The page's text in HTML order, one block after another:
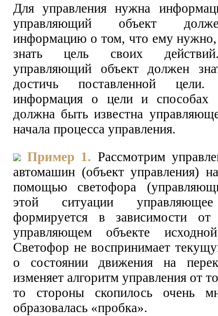
Для управления нужна
управляющий объект
информацию о том, что ему
знать цель своих
управляющий объект должен
достичь поставленной
информация о цели и способах
должна быть известна
начала процесса управления.
Пример 1. Рассмотрим
автомашин (объект управления)
помощью светофора
этой ситуации управляющее
формируется в зависимости
управляющем объекте
Светофор не воспринимает
о состоянии движения на
изменяет алгоритм управления от
то стороны скопилось очень
образовалась «пробка».